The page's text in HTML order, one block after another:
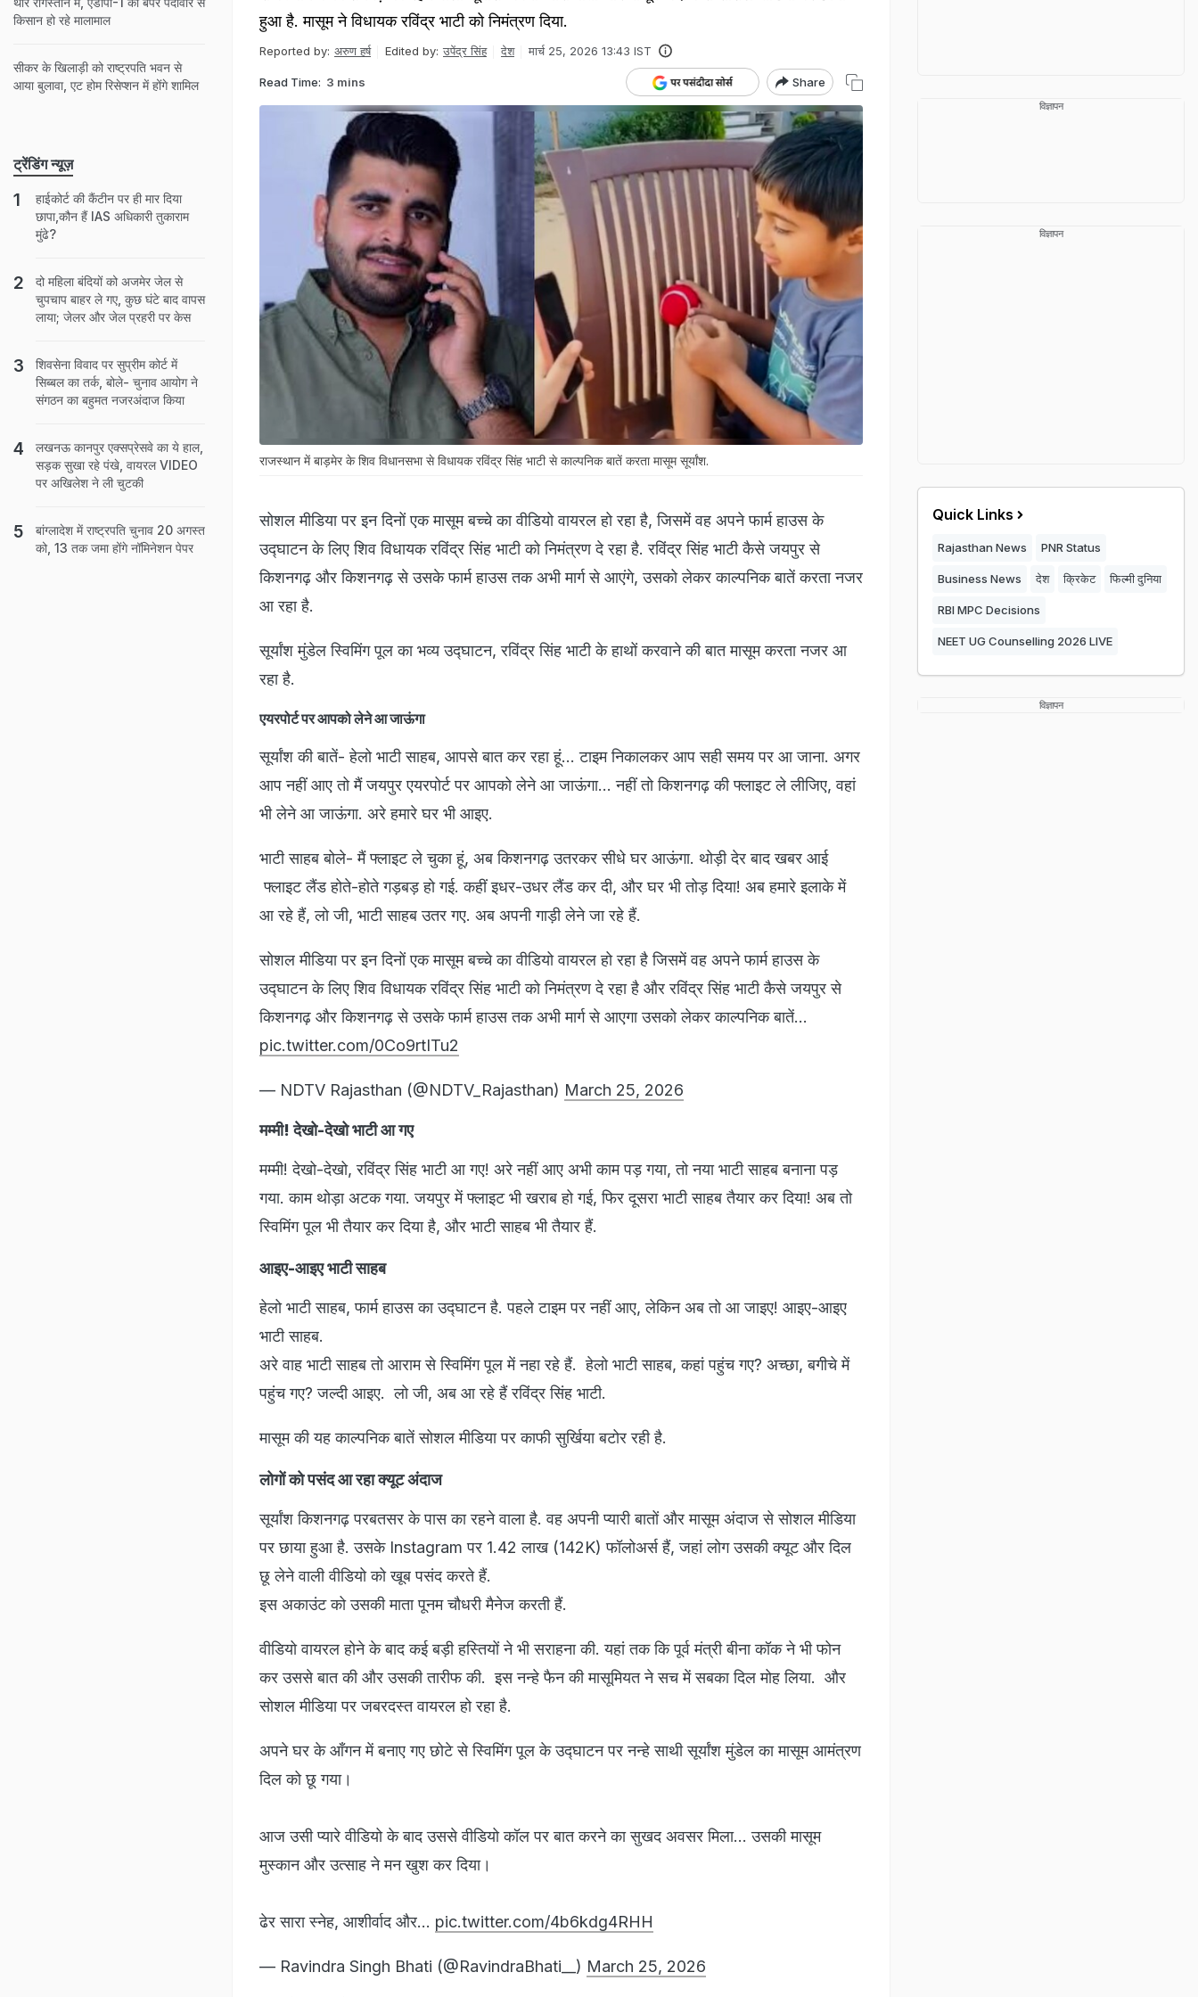
हुआ है. मासूम ने व‍िधायक रव‍िंद्र भाटी को न‍िमंत्रण द‍िया.
Reported by: अरुण हर्ष Edited by: उपेंद्र सिंह देश मार्च 25, 2026 13:43 IST
Read Time: 3 mins Share
राजस्थान में बाड़मेर के शिव विधानसभा से विधायक रविंद्र सिंह भाटी से काल्पनिक बातें करता मासूम सूर्यांश.
सोशल मीडिया पर इन दिनों एक मासूम बच्चे का वीडियो वायरल हो रहा है, जिसमें वह अपने फार्म हाउस के
उद्घाटन के लिए शिव विधायक रविंद्र सिंह भाटी को निमंत्रण दे रहा है. रविंद्र सिंह भाटी कैसे जयपुर से
किशनगढ़ और किशनगढ़ से उसके फार्म हाउस तक अभी मार्ग से आएंगे, उसको लेकर काल्पनिक बातें करता नजर
आ रहा है.
सूर्यांश मुंडेल स्विमिंग पूल का भव्य उद्घाटन, रविंद्र सिंह भाटी के हाथों करवाने की बात मासूम करता नजर आ
रहा है.
एयरपोर्ट पर आपको लेने आ जाऊंगा
सूर्यांश की बातें- हेलो भाटी साहब, आपसे बात कर रहा हूं… टाइम निकालकर आप सही समय पर आ जाना. अगर
आप नहीं आए तो मैं जयपुर एयरपोर्ट पर आपको लेने आ जाऊंगा… नहीं तो किशनगढ़ की फ्लाइट ले लीजिए, वहां
भी लेने आ जाऊंगा. अरे हमारे घर भी आइए.
भाटी साहब बोले- मैं फ्लाइट ले चुका हूं, अब किशनगढ़ उतरकर सीधे घर आऊंगा. थोड़ी देर बाद खबर आई
फ्लाइट लैंड होते-होते गड़बड़ हो गई. कहीं इधर-उधर लैंड कर दी, और घर भी तोड़ दिया! अब हमारे इलाके में
आ रहे हैं, लो जी, भाटी साहब उतर गए. अब अपनी गाड़ी लेने जा रहे हैं.
सोशल मीडिया पर इन दिनों एक मासूम बच्चे का वीडियो वायरल हो रहा है जिसमें वह अपने फार्म हाउस के
उद्घाटन के लिए शिव विधायक रविंद्र सिंह भाटी को निमंत्रण दे रहा है और रविंद्र सिंह भाटी कैसे जयपुर से
किशनगढ़ और किशनगढ़ से उसके फार्म हाउस तक अभी मार्ग से आएगा उसको लेकर काल्पनिक बातें…
pic.twitter.com/0Co9rtITu2
— NDTV Rajasthan (@NDTV_Rajasthan) March 25, 2026
मम्मी! देखो-देखो भाटी आ गए
मम्मी! देखो-देखो, रविंद्र सिंह भाटी आ गए! अरे नहीं आए अभी काम पड़ गया, तो नया भाटी साहब बनाना पड़
गया. काम थोड़ा अटक गया. जयपुर में फ्लाइट भी खराब हो गई, फिर दूसरा भाटी साहब तैयार कर दिया! अब तो
स्विमिंग पूल भी तैयार कर दिया है, और भाटी साहब भी तैयार हैं.
आइए-आइए भाटी साहब
हेलो भाटी साहब, फार्म हाउस का उद्घाटन है. पहले टाइम पर नहीं आए, लेकिन अब तो आ जाइए! आइए-आइए
भाटी साहब.
अरे वाह भाटी साहब तो आराम से स्विमिंग पूल में नहा रहे हैं. हेलो भाटी साहब, कहां पहुंच गए? अच्छा, बगीचे में
पहुंच गए? जल्दी आइए. लो जी, अब आ रहे हैं रविंद्र सिंह भाटी.
मासूम की यह काल्पनिक बातें सोशल मीडिया पर काफी सुर्खिया बटोर रही है.
लोगों काे पसंद आ रहा क्यूट अंदाज
सूर्यांश किशनगढ़ परबतसर के पास का रहने वाला है. वह अपनी प्यारी बातों और मासूम अंदाज से सोशल मीडिया
पर छाया हुआ है. उसके Instagram पर 1.42 लाख (142K) फॉलोअर्स हैं, जहां लोग उसकी क्यूट और दिल
छू लेने वाली वीडियो को खूब पसंद करते हैं.
इस अकाउंट को उसकी माता पूनम चौधरी मैनेज करती हैं.
वीडियो वायरल होने के बाद कई बड़ी हस्तियों ने भी सराहना की. यहां तक कि पूर्व मंत्री बीना कॉक ने भी फोन
कर उससे बात की और उसकी तारीफ की. इस नन्हे फैन की मासूमियत ने सच में सबका दिल मोह लिया. और
सोशल मीडिया पर जबरदस्त वायरल हो रहा है.
अपने घर के आँगन में बनाए गए छोटे से स्विमिंग पूल के उद्घाटन पर नन्हे साथी सूर्यांश मुंडेल का मासूम आमंत्रण
दिल को छू गया।
आज उसी प्यारे वीडियो के बाद उससे वीडियो कॉल पर बात करने का सुखद अवसर मिला… उसकी मासूम
मुस्कान और उत्साह ने मन खुश कर दिया।
ढेर सारा स्नेह, आशीर्वाद और… pic.twitter.com/4b6kdg4RHH
— Ravindra Singh Bhati (@RavindraBhati__) March 25, 2026
किसान हो रहे मालामाल
सीकर के ख‍िलाड़ी को राष्‍ट्रपत‍ि भवन से
आया बुलावा, एट होम रिसेप्शन में होंगे शामिल
ट्रेंडिंग न्यूज़
हाईकोर्ट की कैंटीन पर ही मार दिया
छापा,कौन हैं IAS अधिकारी तुकाराम
मुंढे?
दो मह‍िला बंद‍ियों को अजमेर जेल से
चुपचाप बाहर ले गए, कुछ घंटे बाद वापस
लाया; जेलर और जेल प्रहरी पर केस
शिवसेना विवाद पर सुप्रीम कोर्ट में
सिब्बल का तर्क, बोले- चुनाव आयोग ने
संगठन का बहुमत नजरअंदाज किया
लखनऊ कानपुर एक्सप्रेसवे का ये हाल,
सड़क सुखा रहे पंखे, वायरल VIDEO
पर अखि‍लेश ने ली चुटकी
बांग्लादेश में राष्ट्रपति चुनाव 20 अगस्त
को, 13 तक जमा होंगे नॉमिनेशन पेपर
विज्ञापन
विज्ञापन
Quick Links
Rajasthan News PNR Status
Business News देश क्रिकेट फिल्मी दुनिया
RBI MPC Decisions
NEET UG Counselling 2026 LIVE
विज्ञापन